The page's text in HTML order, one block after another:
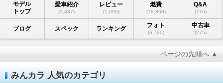
モデル
トップ
愛車紹介
(3,437)
レビュー
(1,099)
燃費
(18,868)
Q&A
(176)
ブログ スペック ランキング フォト
(6,720)
中古車
(275)
ページの先頭へ ▲
みんカラ 人気のカテゴリ